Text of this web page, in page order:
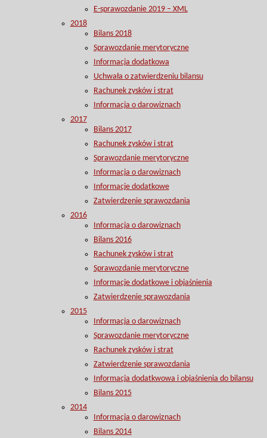
E-sprawozdanie 2019 – XML
2018
Bilans 2018
Sprawozdanie merytoryczne
Informacja dodatkowa
Uchwała o zatwierdzeniu bilansu
Rachunek zysków i strat
Informacja o darowiznach
2017
Bilans 2017
Rachunek zysków i strat
Sprawozdanie merytoryczne
Informacja o darowiznach
Informacje dodatkowe
Zatwierdzenie sprawozdania
2016
Informacja o darowiznach
Bilans 2016
Rachunek zysków i strat
Sprawozdanie merytoryczne
Informacje dodatkowe i objaśnienia
Zatwierdzenie sprawozdania
2015
Informacja o darowiznach
Sprawozdanie merytoryczne
Rachunek zysków i strat
Zatwierdzenie sprawozdania
Informacja dodatkwowa i objaśnienia do bilansu
Bilans 2015
2014
Informacja o darowiznach
Bilans 2014